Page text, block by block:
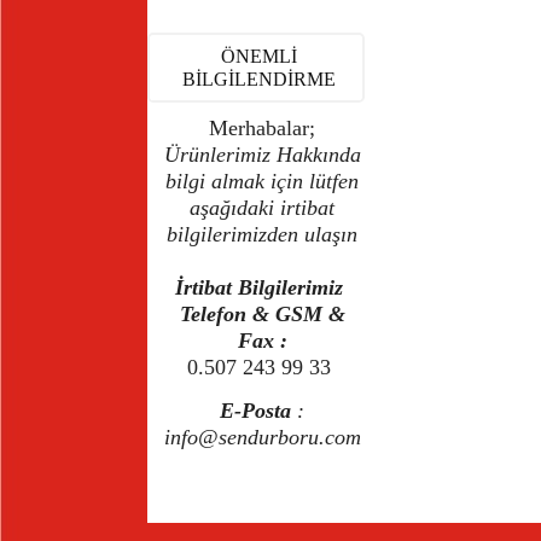
ÖNEMLİ
BİLGİLENDİRME
Merhabalar;
Ürünlerimiz Hakkında
bilgi almak için lütfen
aşağıdaki irtibat
bilgilerimizden ulaşın
İrtibat Bilgilerimiz
Telefon & GSM &
Fax :
0.507 243 99 33
E-Posta :
info@sendurboru.com